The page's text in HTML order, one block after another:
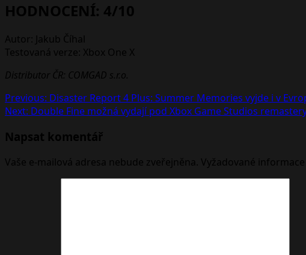
HODNOCENÍ: 4/10
Autor: Jakub Číhal
Testovaná verze: Xbox One X
Distributor ČR: COMGAD s.r.o.
Post
navigation
Previous: Disaster Report 4 Plus: Summer Memories vyjde i v
Next: Double Fine možná vydají pod Xbox Game Studios
Napsat komentář
Vaše e-mailová adresa nebude zveřejněna. Vyžadované